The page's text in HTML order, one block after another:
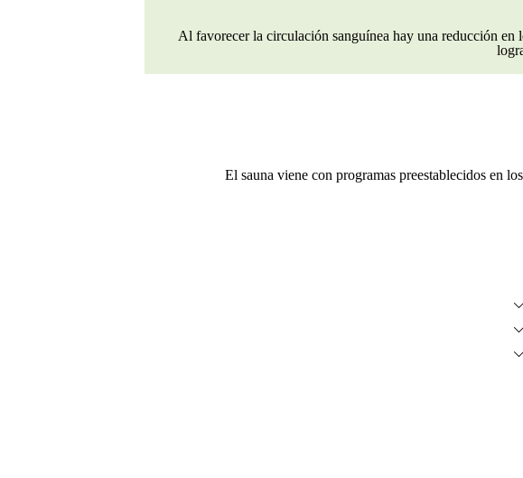
Al favorecer la circulación sanguínea hay una reducción
El sauna viene con programas preestablecidos en